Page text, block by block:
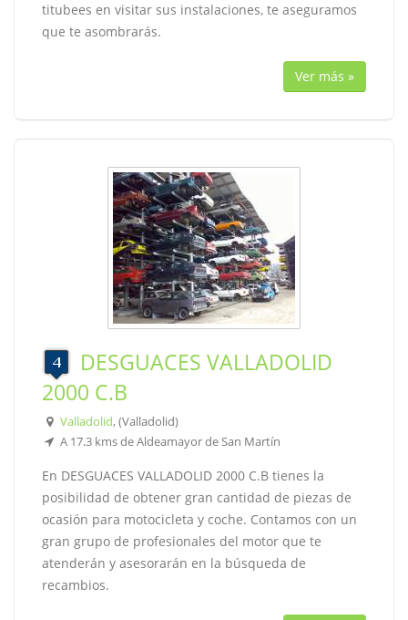
titubees en visitar sus instalaciones, te aseguramos
que te asombrarás.
Ver más »
DESGUACES VALLADOLID
2000 C.B
Valladolid, (Valladolid)
A 17.3 kms de Aldeamayor de San Martín
En DESGUACES VALLADOLID 2000 C.B tienes la
posibilidad de obtener gran cantidad de piezas de
ocasión para motocicleta y coche. Contamos con un
gran grupo de profesionales del motor que te
atenderán y asesorarán en la búsqueda de
recambios.